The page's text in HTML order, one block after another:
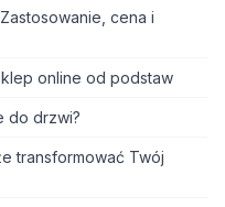
cena i
online od podstaw
do drzwi?
transformować Twój